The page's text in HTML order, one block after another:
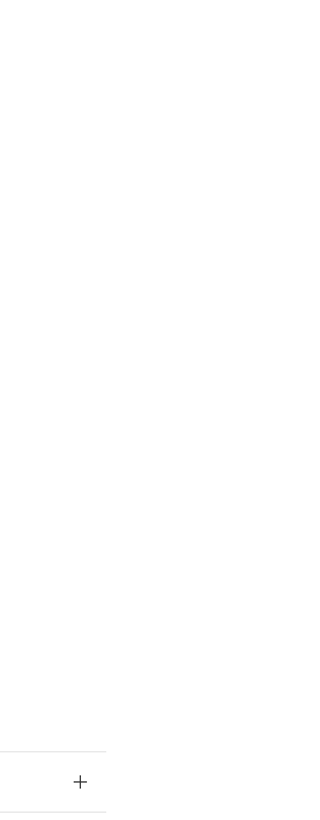
とをご了承くだ
はありません。
品に未対応品が